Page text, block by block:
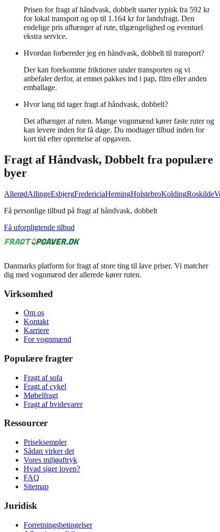
Prisen for fragt af håndvask, dobbelt starter typisk fra 592 kr
for lokal transport og op til 1.164 kr for landsfragt. Den
endelige pris afhænger af rute, tilgængelighed og eventuel
ekstra service.
Hvordan forbereder jeg en håndvask, dobbelt til transport?
Der kan forekomme friktioner under transporten og vi
anbefaler derfor, at emnet pakkes ind i pap, film eller anden
emballage.
Hvor lang tid tager fragt af håndvask, dobbelt?
Det afhænger af ruten. Mange vognmænd kører faste ruter og
kan levere inden for få dage. Du modtager tilbud inden for
kort tid efter oprettelse af opgaven.
Fragt afHåndvask, Dobbelt fra populære
byer
AllerødAllingeEsbjergFredericiaHerningHolstebroKoldingRoskilde
Få personlige tilbud på fragt af håndvask, dobbelt
Få uforpligtende tilbud
Danmarks platform for fragt af store ting til lave priser. Vi matcher
dig med vognmænd der allerede kører ruten.
Virksomhed
Om os
Kontakt
Karriere
For vognmænd
Populære fragter
Fragt af sofa
Fragt af cykel
Møbelfragt
Fragt af hvidevarer
Ressourcer
Priseksempler
Sådan virker det
Vores miljøaftryk
Hvad siger loven?
FAQ
Sitemap
Juridisk
Forretningsbetingelser